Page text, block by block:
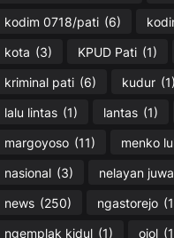
kodim 0718/pati (6)
kota (3) KPUD Pati (1)
kriminal pati (6) kudur (1)
lalu lintas (1) lantas (1)
margoyoso (11) menko
nasional (3) nelayan
news (250) ngastorejo
ngemplak kidul (1) ojol